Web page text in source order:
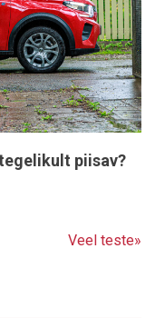
piisav?
Veel teste»